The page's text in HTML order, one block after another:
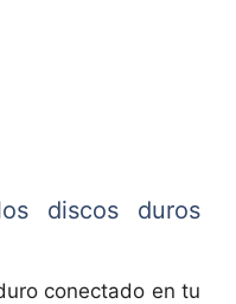
discos duros
conectado en tu